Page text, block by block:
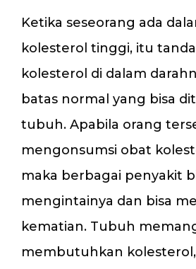
Ketika seseorang ada
kolesterol tinggi, itu
kolesterol di dalam
batas normal yang bisa
tubuh. Apabila orang
mengonsumsi obat
maka berbagai penyakit
mengintainya dan bisa
kematian. Tubuh
membutuhkan